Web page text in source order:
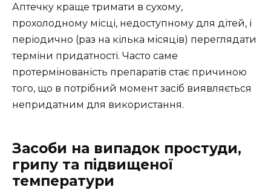
Аптечку краще тримати в сухому,
прохолодному місці, недоступному для дітей, і
періодично (раз на кілька місяців) переглядати
терміни придатності. Часто саме
протермінованість препаратів стає причиною
того, що в потрібний момент засіб виявляється
непридатним для використання.
Засоби на випадок простуди,
грипу та підвищеної
температури